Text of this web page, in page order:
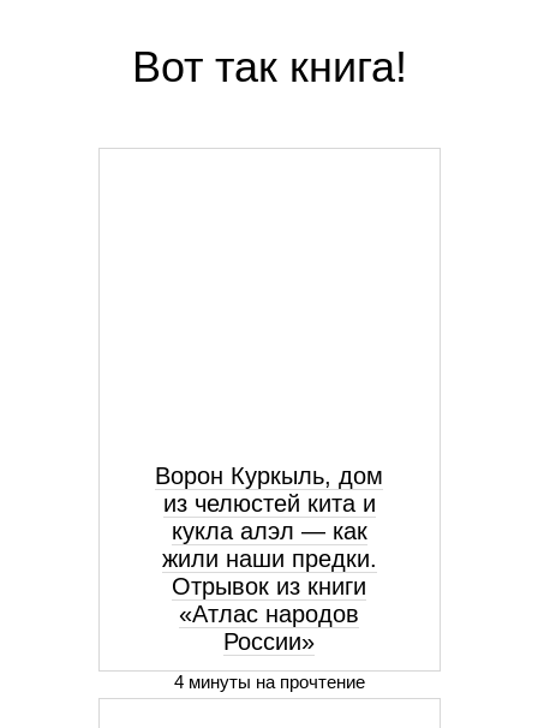
Вот так книга!
Ворон Куркыль, дом
из челюстей кита и
кукла алэл — как
жили наши предки.
Отрывок из книги
«Атлас народов
России»
4 минуты на прочтение